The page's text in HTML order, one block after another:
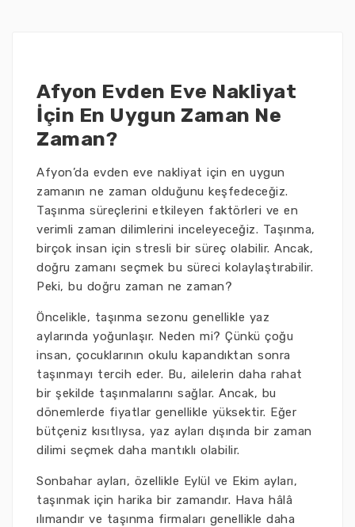
Afyon Evden Eve Nakliyat
İçin En Uygun Zaman Ne
Zaman?
Afyon’da evden eve nakliyat için en uygun
zamanın ne zaman olduğunu keşfedeceğiz.
Taşınma süreçlerini etkileyen faktörleri ve en
verimli zaman dilimlerini inceleyeceğiz. Taşınma,
birçok insan için stresli bir süreç olabilir. Ancak,
doğru zamanı seçmek bu süreci kolaylaştırabilir.
Peki, bu doğru zaman ne zaman?
Öncelikle, taşınma sezonu genellikle yaz
aylarında yoğunlaşır. Neden mi? Çünkü çoğu
insan, çocuklarının okulu kapandıktan sonra
taşınmayı tercih eder. Bu, ailelerin daha rahat
bir şekilde taşınmalarını sağlar. Ancak, bu
dönemlerde fiyatlar genellikle yüksektir. Eğer
bütçeniz kısıtlıysa, yaz ayları dışında bir zaman
dilimi seçmek daha mantıklı olabilir.
Sonbahar ayları, özellikle Eylül ve Ekim ayları,
taşınmak için harika bir zamandır. Hava hâlâ
ılımandır ve taşınma firmaları genellikle daha